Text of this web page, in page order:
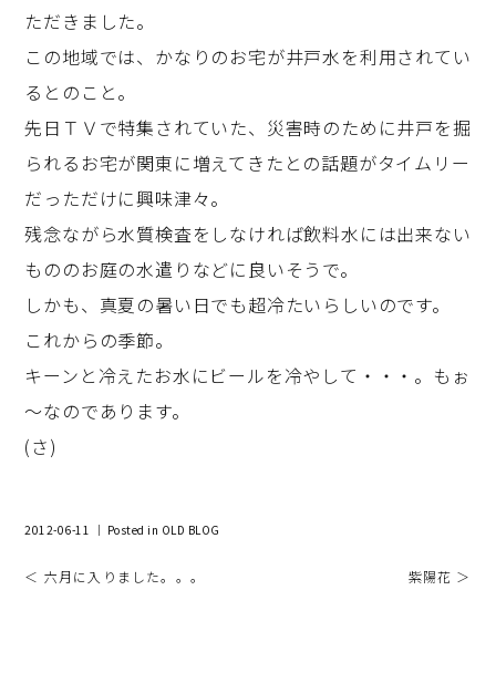
ただきました。
この地域では、かなりのお宅が井戸水を利用されてい
るとのこと。
先日ＴＶで特集されていた、災害時のために井戸を掘
られるお宅が関東に増えてきたとの話題がタイムリー
だっただけに興味津々。
残念ながら水質検査をしなければ飲料水には出来ない
もののお庭の水遣りなどに良いそうで。
しかも、真夏の暑い日でも超冷たいらしいのです。
これからの季節。
キーンと冷えたお水にビールを冷やして・・・。もぉ
～なのであります。
(さ)
2012-06-11 ｜ Posted in OLD BLOG
＜ 六月に入りました。。。 紫陽花 ＞